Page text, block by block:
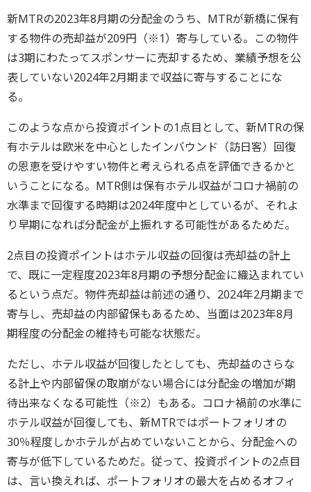
新MTRの2023年8月期の分配金のうち、MTRが新橋に保有
する物件の売却益が209円（※1）寄与している。この物件
は3期にわたってスポンサーに売却するため、業績予想を公
表していない2024年2月期まで収益に寄与することにな
る。
このような点から投資ポイントの1点目として、新MTRの保
有ホテルは欧米を中心としたインバウンド（訪日客）回復
の恩恵を受けやすい物件と考えられる点を評価できるかと
いうことになる。MTR側は保有ホテル収益がコロナ禍前の
水準まで回復する時期は2024年度中としているが、それよ
り早期になれば分配金が上振れする可能性があるためだ。
2点目の投資ポイントはホテル収益の回復は売却益の計上
で、既に一定程度2023年8月期の予想分配金に織込まれてい
るという点だ。物件売却益は前述の通り、2024年2月期まで
寄与し、売却益の内部留保もあるため、当面は2023年8月
期程度の分配金の維持も可能な状態だ。
ただし、ホテル収益が回復したとしても、売却益のさらな
る計上や内部留保の取崩がない場合には分配金の増加が期
待出来なくなる可能性（※2）もある。コロナ禍前の水準に
ホテル収益が回復しても、新MTRではポートフォリオの
30％程度しかホテルが占めていないことから、分配金への
寄与が低下しているためだ。従って、投資ポイントの2点目
は、言い換えれば、ポートフォリオの最大を占めるオフィ